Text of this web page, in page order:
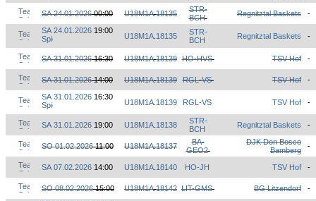
SA 24.01.202600:00 U18M1A.18135
STR-
BCH
Regnitztal Baskets
-
SA 24.01.2026 19:00
U18M1A 18135
STR-
BCH
Regnitztal Baskets -
SA 31.01.202616:30 U18M1A.18139 HO-HVS TSV Hof -
SA 31.01.202614:00 U18M1A.18139 RGL-VS TSV Hof
-
SA 31.01.2026 16:30
U18M1A 18139 RGL-VS TSV Hof -
SA 31.01.2026 19:00 U18M1A 18138
STR-
BCH
Regnitztal Baskets -
SO 01.02.202611:00 U18M1A.18137
BA-
GEO2
DJK Don Bosco
Bamberg
-
SA 07.02.2026 14:00 U18M1A 18140 HO-JH TSV Hof -
SO 08.02.202615:00 U18M1A.18142 LIT-GMS BG Litzendorf
-